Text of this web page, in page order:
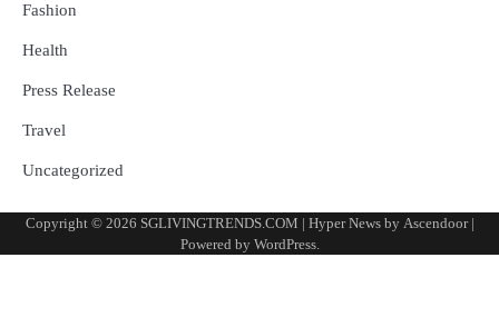
Fashion
Health
Press Release
Travel
Uncategorized
Copyright © 2026 SGLIVINGTRENDS.COM | Hyper News by Ascendoor|
Powered by WordPress.